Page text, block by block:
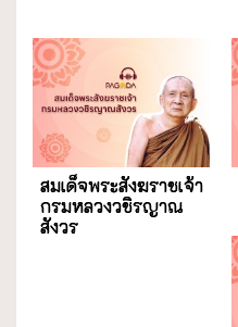
สมเด็จพระสังฆราชเจ้า
กรมหลวงวชิรญาณ
สังวร